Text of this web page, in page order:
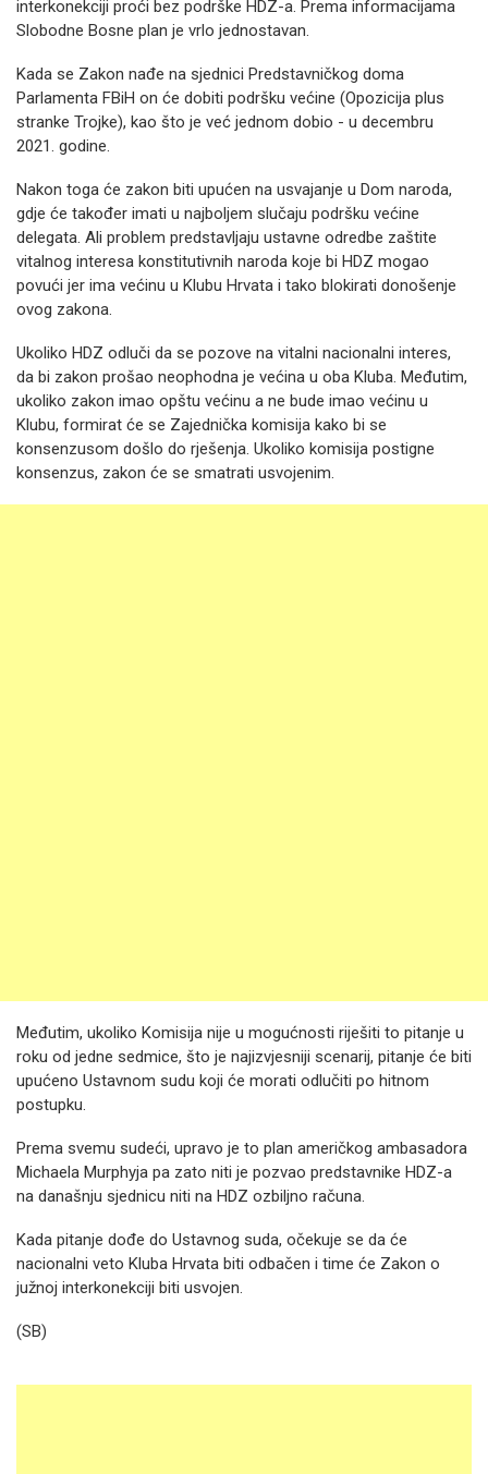
interkonekciji proći bez podrške HDZ-a. Prema informacijama
Slobodne Bosne plan je vrlo jednostavan.
Kada se Zakon nađe na sjednici Predstavničkog doma
Parlamenta FBiH on će dobiti podršku većine (Opozicija plus
stranke Trojke), kao što je već jednom dobio - u decembru
2021. godine.
Nakon toga će zakon biti upućen na usvajanje u Dom naroda,
gdje će također imati u najboljem slučaju podršku većine
delegata. Ali problem predstavljaju ustavne odredbe zaštite
vitalnog interesa konstitutivnih naroda koje bi HDZ mogao
povući jer ima većinu u Klubu Hrvata i tako blokirati donošenje
ovog zakona.
Ukoliko HDZ odluči da se pozove na vitalni nacionalni interes,
da bi zakon prošao neophodna je većina u oba Kluba. Međutim,
ukoliko zakon imao opštu većinu a ne bude imao većinu u
Klubu, formirat će se Zajednička komisija kako bi se
konsenzusom došlo do rješenja. Ukoliko komisija postigne
konsenzus, zakon će se smatrati usvojenim.
Međutim, ukoliko Komisija nije u mogućnosti riješiti to pitanje u
roku od jedne sedmice, što je najizvjesniji scenarij, pitanje će biti
upućeno Ustavnom sudu koji će morati odlučiti po hitnom
postupku.
Prema svemu sudeći, upravo je to plan američkog ambasadora
Michaela Murphyja pa zato niti je pozvao predstavnike HDZ-a
na današnju sjednicu niti na HDZ ozbiljno računa.
Kada pitanje dođe do Ustavnog suda, očekuje se da će
nacionalni veto Kluba Hrvata biti odbačen i time će Zakon o
južnoj interkonekciji biti usvojen.
(SB)